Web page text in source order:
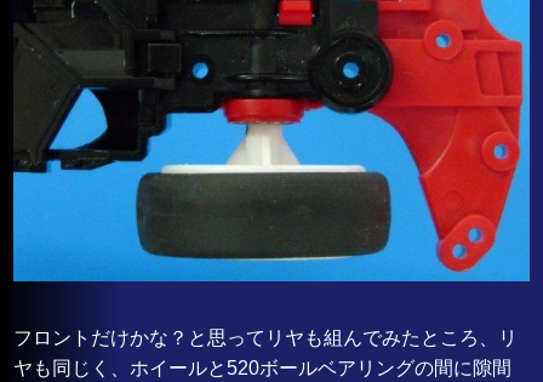
フロントだけかな？と思ってリヤも組んでみたところ、リ
ヤも同じく、ホイールと520ボールベアリングの間に隙間